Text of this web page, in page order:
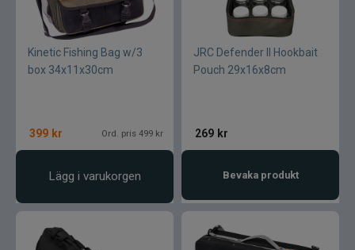
Kinetic Fishing Bag w/3
box 34x11x30cm
399 kr Ord. pris 499 kr
Lägg i varukorgen
JRC Defender II Hookbait
Pouch 29x16x8cm
269 kr
Bevaka produkt